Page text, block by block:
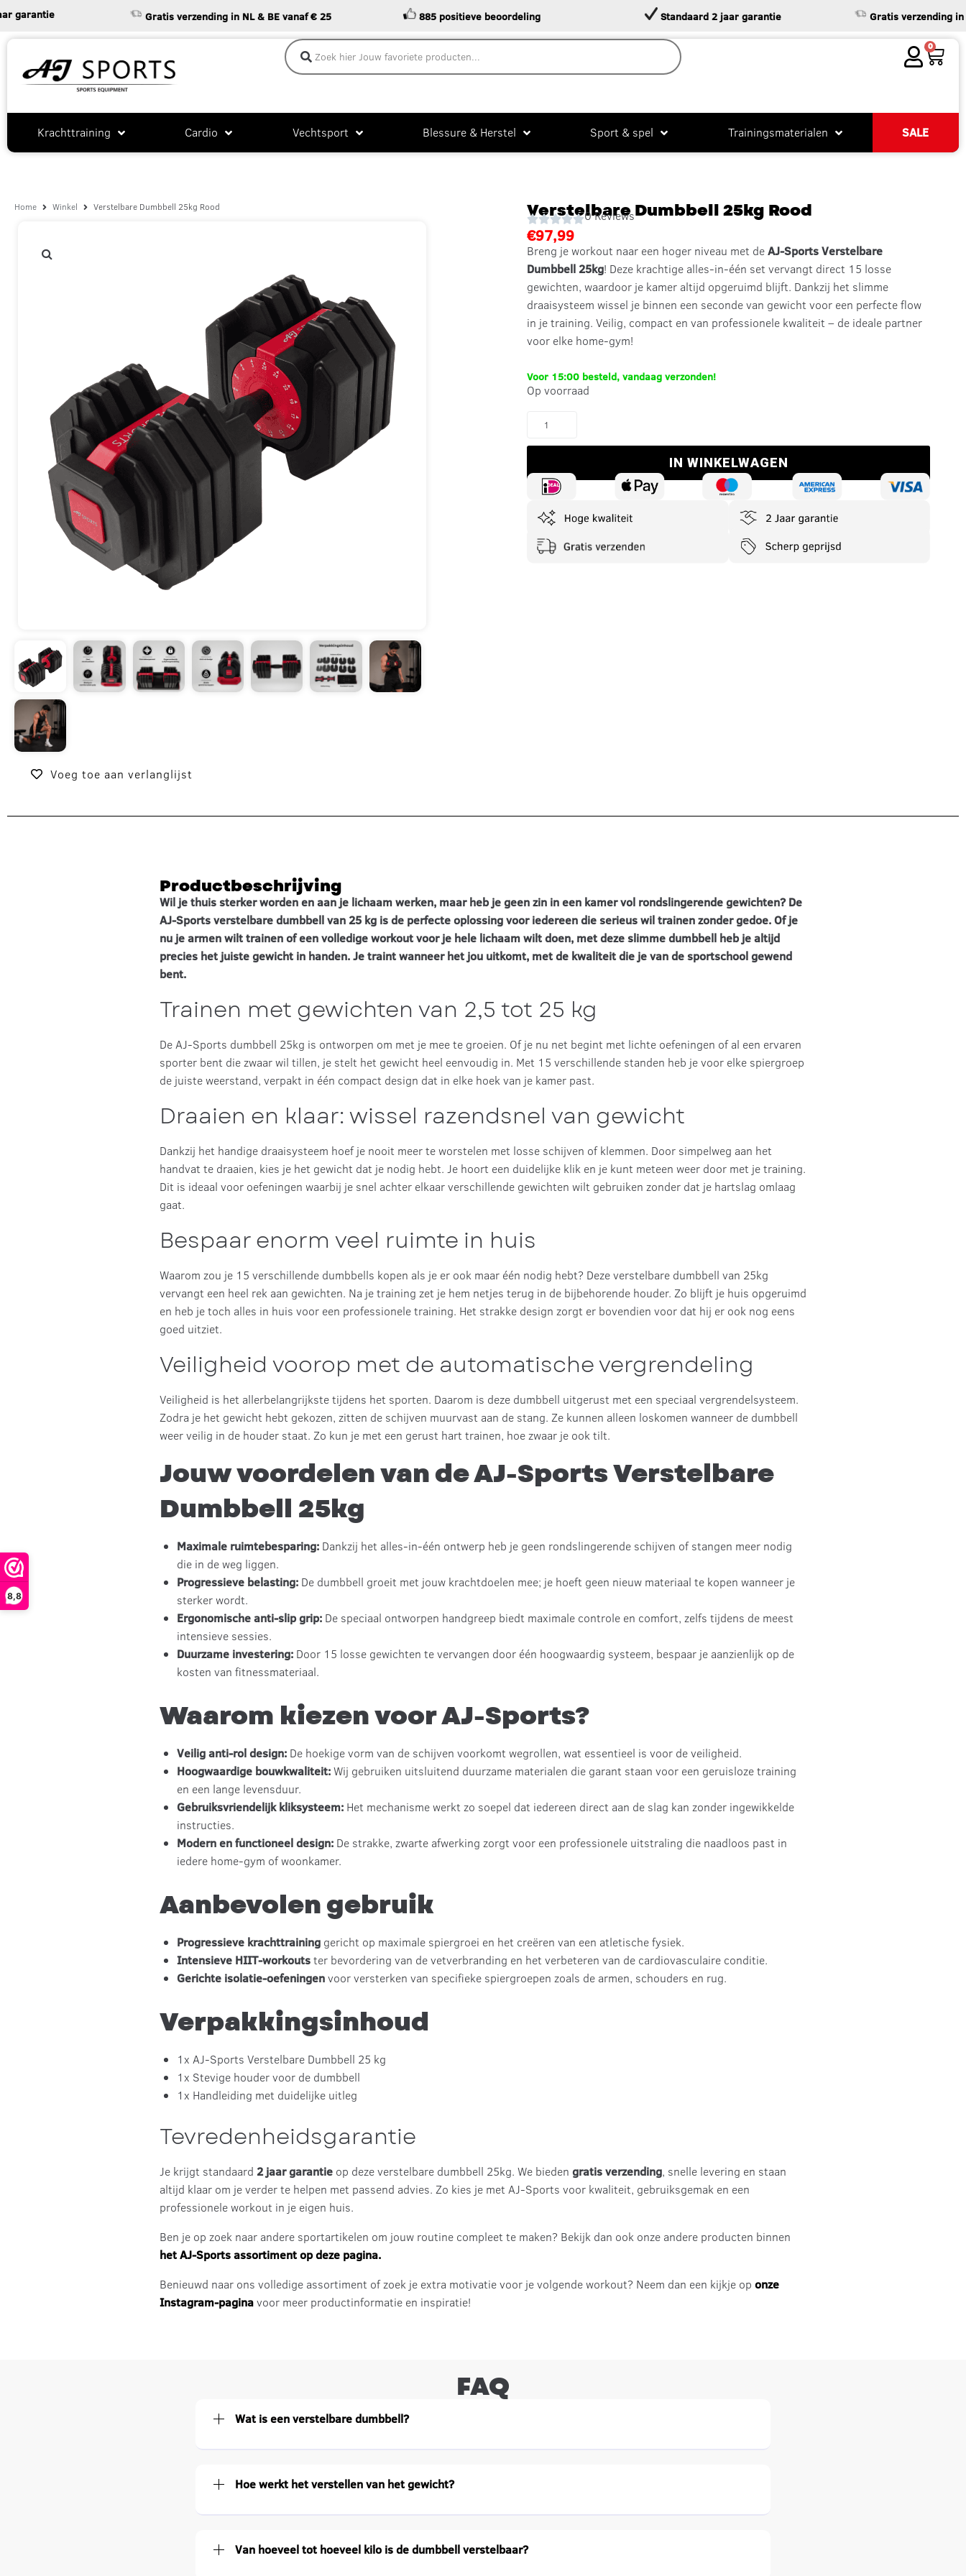
8,8
Gratis verzending in NL & BE vanaf € 25 885 positieve beoordeling Standaard 2 jaar garantie Gratis verzending in NL &
0
Krachttraining Cardio Vechtsport Blessure & Herstel Sport & spel Trainingsmaterialen SALE
Home Winkel Verstelbare Dumbbell 25kg Rood
Voeg toe aan verlanglijst
Verstelbare Dumbbell 25kg Rood
0 Reviews
€97,99
Breng je workout naar een hoger niveau met deAJ-SportsVerstelbare
Dumbbell 25kg! Deze krachtige alles-in-één set vervangt direct 15 losse
gewichten, waardoor je kamer altijd opgeruimd blijft. Dankzij het slimme
draaisysteem wissel je binnen een seconde van gewicht voor een perfecte flow
in je training. Veilig, compact en van professionele kwaliteit – de ideale partner
voor elke home-gym!
Voor 15:00 besteld, vandaag verzonden!
Op voorraad
IN WINKELWAGEN
Productbeschrijving
Wil je thuis sterker worden en aan je lichaam werken, maar heb je geen zin in een kamer vol rondslingerende gewichten? De
AJ-Sports verstelbare dumbbell van 25 kg is de perfecte oplossing voor iedereen die serieus wil trainen zonder gedoe. Of je
nu je armen wilt trainen of een volledige workout voor je hele lichaam wilt doen, met deze slimme dumbbell heb je altijd
precies het juiste gewicht in handen. Je traint wanneer het jou uitkomt, met de kwaliteit die je van de sportschool gewend
bent.
Trainen met gewichten van 2,5 tot 25 kg
De AJ-Sports dumbbell 25kg is ontworpen om met je mee te groeien. Of je nu net begint met lichte oefeningen of al een ervaren
sporter bent die zwaar wil tillen, je stelt het gewicht heel eenvoudig in. Met 15 verschillende standen heb je voor elke spiergroep
de juiste weerstand, verpakt in één compact design dat in elke hoek van je kamer past.
Draaien en klaar: wissel razendsnel van gewicht
Dankzij het handige draaisysteem hoef je nooit meer te worstelen met losse schijven of klemmen. Door simpelweg aan het
handvat te draaien, kies je het gewicht dat je nodig hebt. Je hoort een duidelijke klik en je kunt meteen weer door met je training.
Dit is ideaal voor oefeningen waarbij je snel achter elkaar verschillende gewichten wilt gebruiken zonder dat je hartslag omlaag
gaat.
Bespaar enorm veel ruimte in huis
Waarom zou je 15 verschillende dumbbells kopen als je er ook maar één nodig hebt? Deze verstelbare dumbbell van 25kg
vervangt een heel rek aan gewichten. Na je training zet je hem netjes terug in de bijbehorende houder. Zo blijft je huis opgeruimd
en heb je toch alles in huis voor een professionele training. Het strakke design zorgt er bovendien voor dat hij er ook nog eens
goed uitziet.
Veiligheid voorop met de automatische vergrendeling
Veiligheid is het allerbelangrijkste tijdens het sporten. Daarom is deze dumbbell uitgerust met een speciaal vergrendelsysteem.
Zodra je het gewicht hebt gekozen, zitten de schijven muurvast aan de stang. Ze kunnen alleen loskomen wanneer de dumbbell
weer veilig in de houder staat. Zo kun je met een gerust hart trainen, hoe zwaar je ook tilt.
Jouw voordelen van de AJ-Sports Verstelbare
Dumbbell 25kg
Maximale ruimtebesparing: Dankzij het alles-in-één ontwerp heb je geen rondslingerende schijven of stangen meer nodig
die in de weg liggen.
Progressieve belasting: De dumbbell groeit met jouw krachtdoelen mee; je hoeft geen nieuw materiaal te kopen wanneer je
sterker wordt.
Ergonomische anti-slip grip: De speciaal ontworpen handgreep biedt maximale controle en comfort, zelfs tijdens de meest
intensieve sessies.
Duurzame investering: Door 15 losse gewichten te vervangen door één hoogwaardig systeem, bespaar je aanzienlijk op de
kosten van fitnessmateriaal.
Waarom kiezen voor AJ-Sports?
Veilig anti-rol design: De hoekige vorm van de schijven voorkomt wegrollen, wat essentieel is voor de veiligheid.
Hoogwaardige bouwkwaliteit:Wij gebruiken uitsluitend duurzame materialen die garant staan voor een geruisloze training
en een lange levensduur.
Gebruiksvriendelijk kliksysteem: Het mechanisme werkt zo soepel dat iedereen direct aan de slag kan zonder ingewikkelde
instructies.
Modern en functioneel design: De strakke, zwarte afwerking zorgt voor een professionele uitstraling die naadloos past in
iedere home-gym of woonkamer.
Aanbevolen gebruik
Progressieve krachttraining gericht op maximale spiergroei en het creëren van een atletische fysiek.
Intensieve HIIT-workoutster bevordering van de vetverbranding en het verbeteren van de cardiovasculaire conditie.
Gerichte isolatie-oefeningenvoor versterken van specifieke spiergroepen zoals de armen, schouders en rug.
Verpakkingsinhoud
1x AJ-Sports Verstelbare Dumbbell 25 kg
1x Stevige houder voor de dumbbell
1x Handleiding met duidelijke uitleg
Tevredenheidsgarantie
Je krijgt standaard 2 jaar garantie op deze verstelbare dumbbell 25kg. We bieden gratis verzending, snelle levering en staan
altijd klaar om je verder te helpen met passend advies. Zo kies je met AJ-Sports voor kwaliteit, gebruiksgemak en een
professionele workout in je eigen huis.
Ben je op zoek naar andere sportartikelen om jouw routine compleet te maken? Bekijk dan ook onze andere producten binnen
het AJ-Sports assortiment op deze pagina.
Benieuwd naar ons volledige assortiment of zoek je extra motivatie voor je volgende workout? Neem dan een kijkje op onze
Instagram-paginavoor meer productinformatie en inspiratie!
FAQ
Wat is een verstelbare dumbbell?
Hoe werkt het verstellen van het gewicht?
Van hoeveel tot hoeveel kilo is de dumbbell verstelbaar?